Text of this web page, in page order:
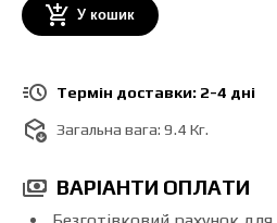
У кошик
Термін доставки: 2-4 дні
Загальна вага: 9.4 Кг.
ВАРІАНТИ ОПЛАТИ